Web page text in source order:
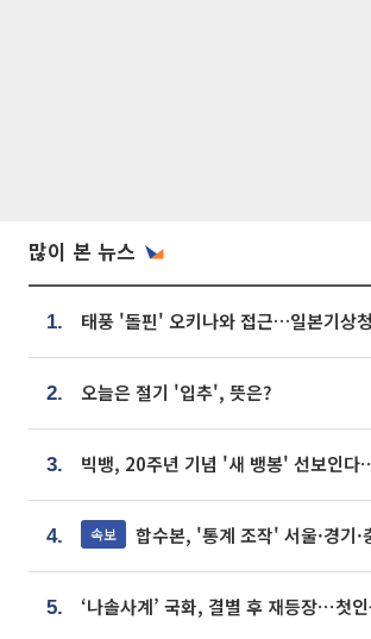
많이 본 뉴스
1.
2. 오늘은 절기 '입추', 뜻은?
3.
4. 속보 합수본, '통계 조작' 서울·경기·충북 선관위 등
5.